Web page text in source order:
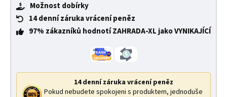
Možnost dobírky
14 denní záruka vrácení peněz
97% zákazníků hodnotí ZAHRADA-XL jako VYNIKAJÍCÍ
14 denní záruka vrácení peněz
Pokud nebudete spokojeni s produktem, jednoduše